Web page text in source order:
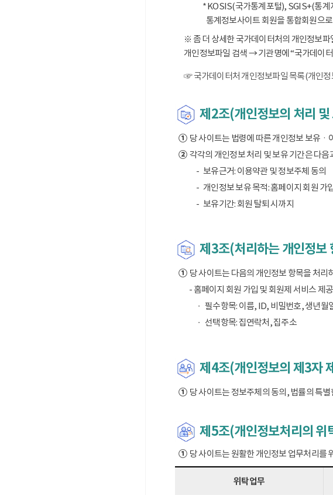
* KOSIS(국가통계포털), SGIS+(통
통계정보사이트 회원을 통합회원으
※ 좀 더 상세한 국가데이터처의 개인정보
개인정보파일 검색 → 기관명에 “국가데이
☞ 국가데이터처 개인정보파일 목록(개인정
제2조(개인정보의 처리 및
①당 사이트는 법령에 따른 개인정보 보유ㆍ
②각각의 개인정보 처리 및 보유 기간은 다음
보유근거: 이용약관 및 정보주체 동의
개인정보 보유 목적: 홈페이지 회원 가
보유기간: 회원 탈퇴 시까지
제3조(처리하는 개인정보
①당 사이트는 다음의 개인정보 항목을 처리
- 홈페이지 회원 가입 및 회원제 서비스 제공
필수항목: 이름, ID, 비밀번호, 생년
선택항목: 집연락처, 집주소
제4조(개인정보의 제3자
①당 사이트는 정보주체의 동의, 법률의 특
제5조(개인정보처리의 위
①당 사이트는 원활한 개인정보 업무처리를
위탁업무